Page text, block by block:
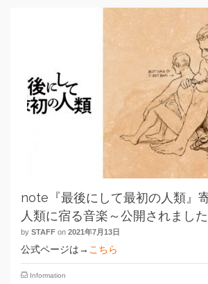
note『最後にして最初の人類』
人類に宿る音楽～公開されました
by STAFF on 2021年7月13日
公式ページは→ こちら
Information